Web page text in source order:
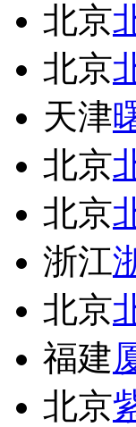
北京
北京
天津
北京
北京
浙江
北京
福建
北京